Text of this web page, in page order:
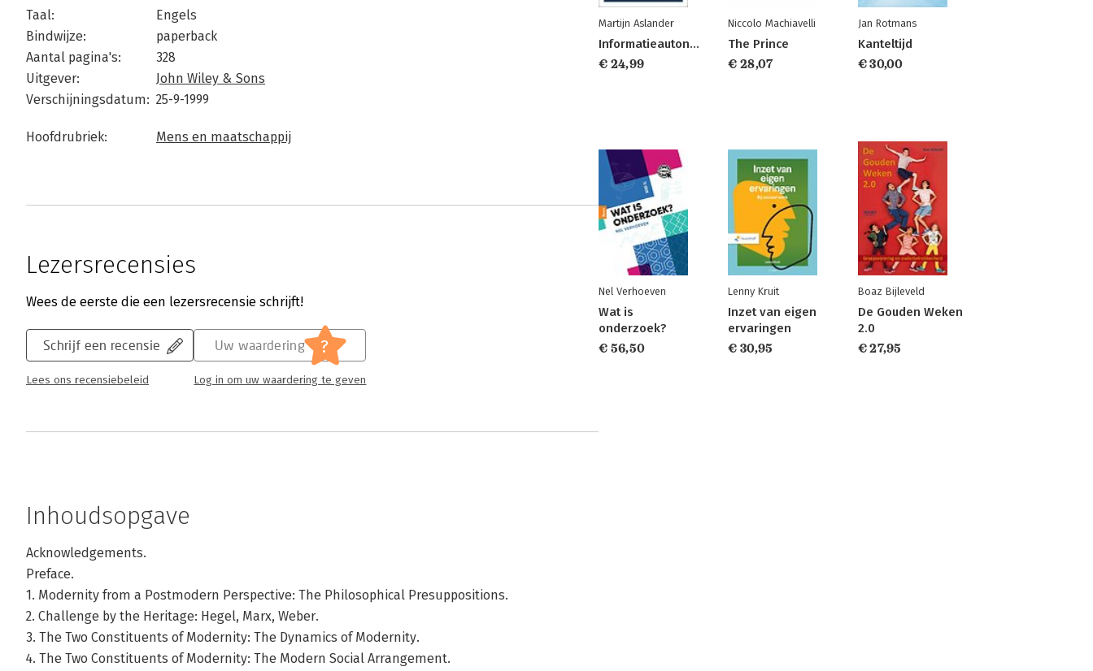
Taal:
Engels
Bindwijze:
paperback
Aantal pagina's:
328
Uitgever:
John Wiley & Sons
Verschijningsdatum: 25-9-1999
Hoofdrubriek: Mens en maatschappij
Lezersrecensies
Wees de eerste die een lezersrecensie schrijft!
Schrijf een recensie
Lees ons recensiebeleid
Uw waardering ?
Log in om uw waardering te geven
Inhoudsopgave
Acknowledgements.
Preface.
1. Modernity from a Postmodern Perspective: The Philosophical Presuppositions.
2. Challenge by the Heritage: Hegel, Marx, Weber.
3. The Two Constituents of Modernity: The Dynamics of Modernity.
4. The Two Constituents of Modernity: The Modern Social Arrangement.
Martijn Aslander
Informatieautonomie
€ 24,99
Niccolo Machiavelli
The Prince
€ 28,07
Jan Rotmans
Kanteltijd
€ 30,00
Nel Verhoeven
Wat is
onderzoek?
€ 56,50
Lenny Kruit
Inzet van eigen
ervaringen
€ 30,95
Boaz Bijleveld
De Gouden Weken
2.0
€ 27,95